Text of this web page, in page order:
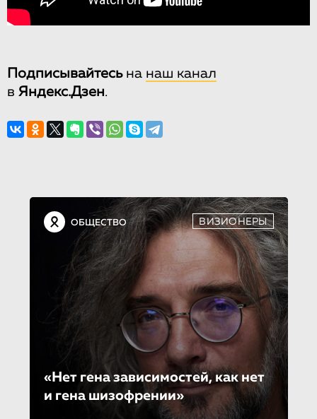
Подписывайтесьна наш канал
в Яндекс.Дзен.
ОБЩЕСТВО ВИЗИОНЕРЫ
«Нет гена зависимостей, как нет
и гена шизофрении»